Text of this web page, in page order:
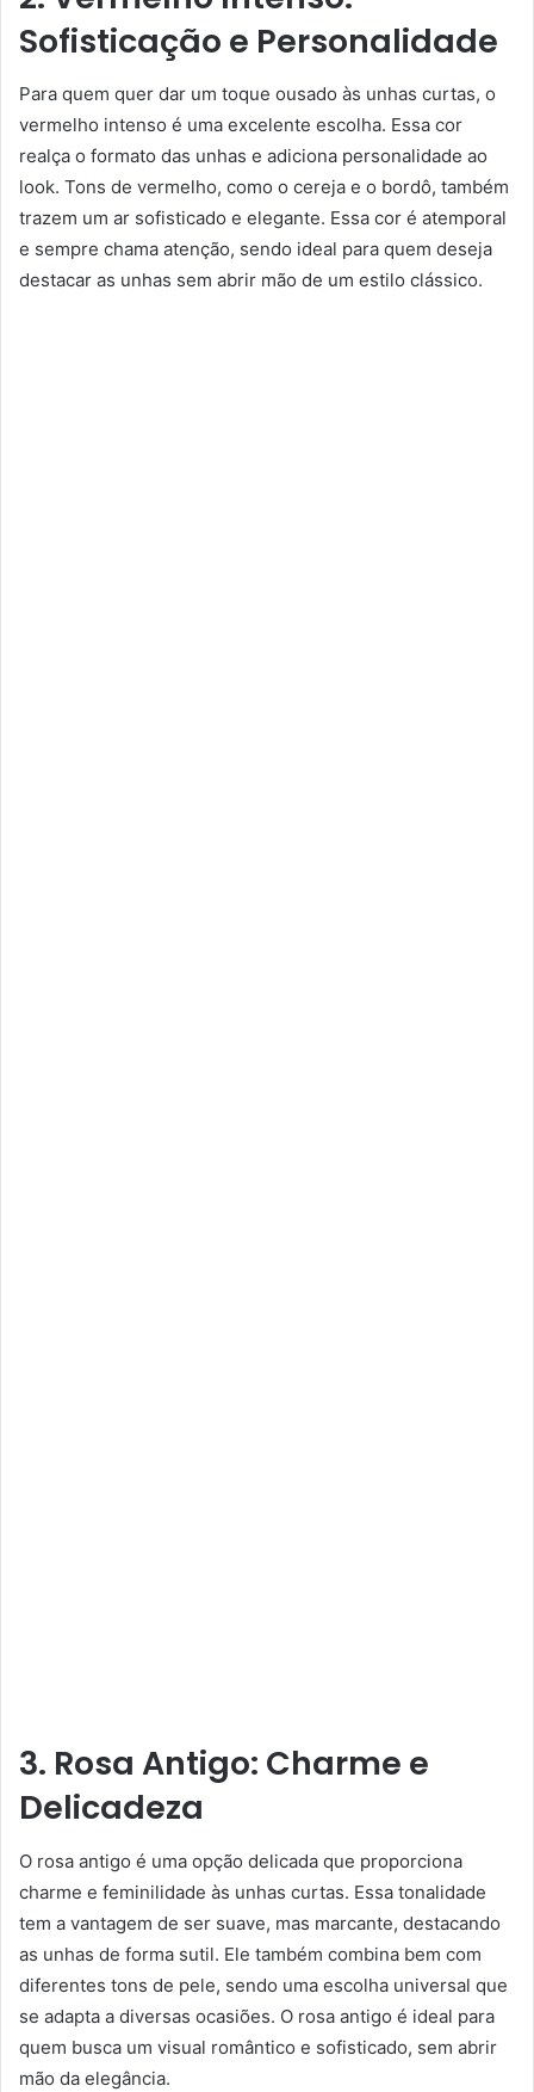
Sofisticação e Personalidade
Para quem quer dar um toque ousado às unhas curtas, o
vermelho intenso é uma excelente escolha. Essa cor
realça o formato das unhas e adiciona personalidade ao
look. Tons de vermelho, como o cereja e o bordô, também
trazem um ar sofisticado e elegante. Essa cor é atemporal
e sempre chama atenção, sendo ideal para quem deseja
destacar as unhas sem abrir mão de um estilo clássico.
3. Rosa Antigo: Charme e
Delicadeza
O rosa antigo é uma opção delicada que proporciona
charme e feminilidade às unhas curtas. Essa tonalidade
tem a vantagem de ser suave, mas marcante, destacando
as unhas de forma sutil. Ele também combina bem com
diferentes tons de pele, sendo uma escolha universal que
se adapta a diversas ocasiões. O rosa antigo é ideal para
quem busca um visual romântico e sofisticado, sem abrir
mão da elegância.